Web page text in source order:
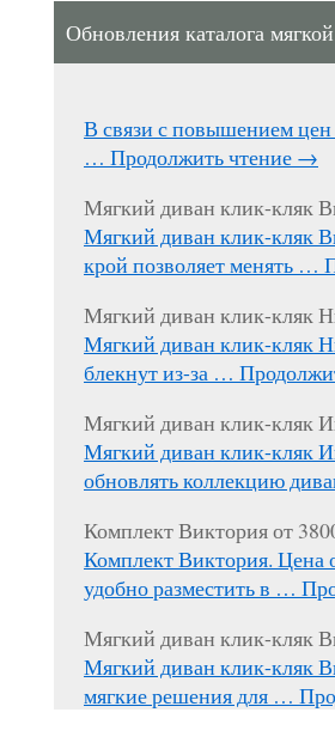
Обновления каталога
В связи с повышением
… Продолжить чтение →
Мягкий диван клик-кляк
Мягкий диван клик-кляк
крой позволяет менять …
Мягкий диван клик-кляк
Мягкий диван клик-кляк
блекнут из-за …
Мягкий диван клик-кляк
Мягкий диван клик-кляк
обновлять коллекцию
Комплект Виктория от
Комплект Виктория. Цена
удобно разместить в …
Мягкий диван клик-кляк
Мягкий диван клик-кляк
мягкие решения для …